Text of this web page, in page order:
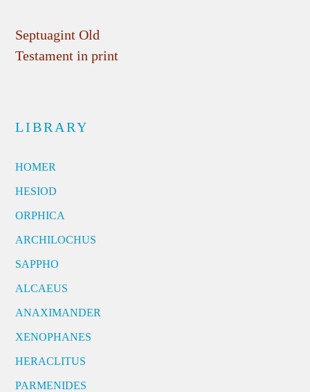
Septuagint Old
Testament in print
LIBRARY
HOMER
HESIOD
ORPHICA
ARCHILOCHUS
SAPPHO
ALCAEUS
ANAXIMANDER
XENOPHANES
HERACLITUS
PARMENIDES